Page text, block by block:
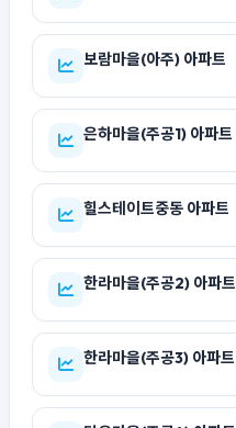
보람마을(아주) 아파트
은하마을(주공1) 아파트
힐스테이트중동 아파트
한라마을(주공2) 아파트
한라마을(주공3) 아파트